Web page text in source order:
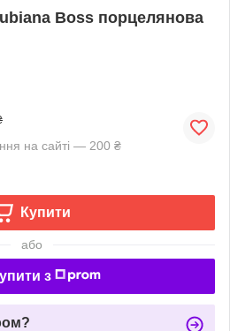
Boss порцелянова
на сайті — 200 ₴
Купити
або
з